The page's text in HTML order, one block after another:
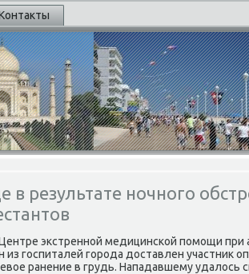
в результате ночного
экстренной медицинской помощи при
из госпиталей города доставлен участник
ранение в грудь. Нападавшему удалось